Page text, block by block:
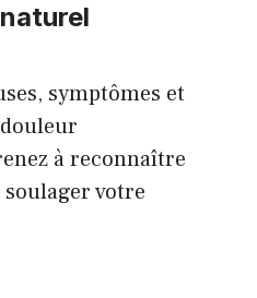
symptômes et
à reconnaître
votre